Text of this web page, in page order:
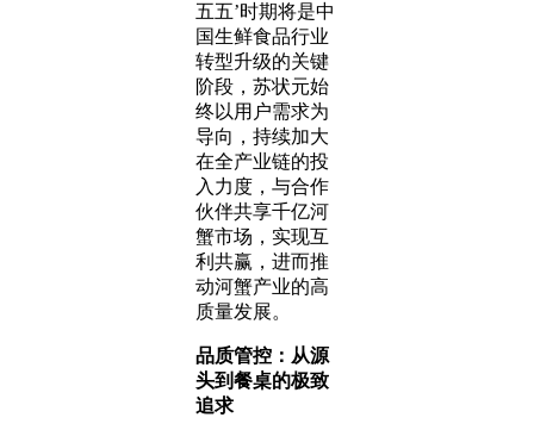
五五’时期将是中
国生鲜食品行业
转型升级的关键
阶段，苏状元始
终以用户需求为
导向，持续加大
在全产业链的投
入力度，与合作
伙伴共享千亿河
蟹市场，实现互
利共赢，进而推
动河蟹产业的高
质量发展。
品质管控：从源
头到餐桌的极致
追求